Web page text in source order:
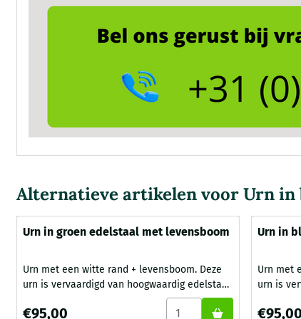
Alternatieve artikelen voorUrn in
Urn in groen edelstaal met levensboom
Urn met een witte rand + levensboom. Deze
urn is vervaardigd van hoogwaardig edelstaal
met een levensboom. Het deksel heeft een
witte omranding, in dezelfde kleur is ook de
Prijs: 95,00
€95,00 Aantal kiezen voor Urn
Urn in
Urn met
urn is
met
witte
Prijs:
€95,00